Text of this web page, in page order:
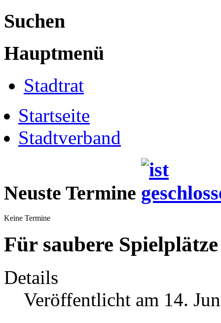
Suchen
Hauptmenü
Stadtrat
Startseite
Stadtverband
Neuste Termine
Keine Termine
Für saubere Spielplätze
Details
Veröffentlicht am 14.